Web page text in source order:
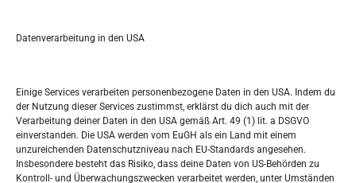
Datenverarbeitung in den USA
Einige Services verarbeiten personenbezogene Daten in den USA. Indem du
der Nutzung dieser Services zustimmst, erklärst du dich auch mit der
Verarbeitung deiner Daten in den USA gemäß Art. 49 (1) lit. a DSGVO
einverstanden. Die USA werden vom EuGH als ein Land mit einem
unzureichenden Datenschutzniveau nach EU-Standards angesehen.
Insbesondere besteht das Risiko, dass deine Daten von US-Behörden zu
Kontroll- und Überwachungszwecken verarbeitet werden, unter Umständen
h
M D M D F S S
1
3 4 5 6 7 8
10 11 12 13 14 15 16